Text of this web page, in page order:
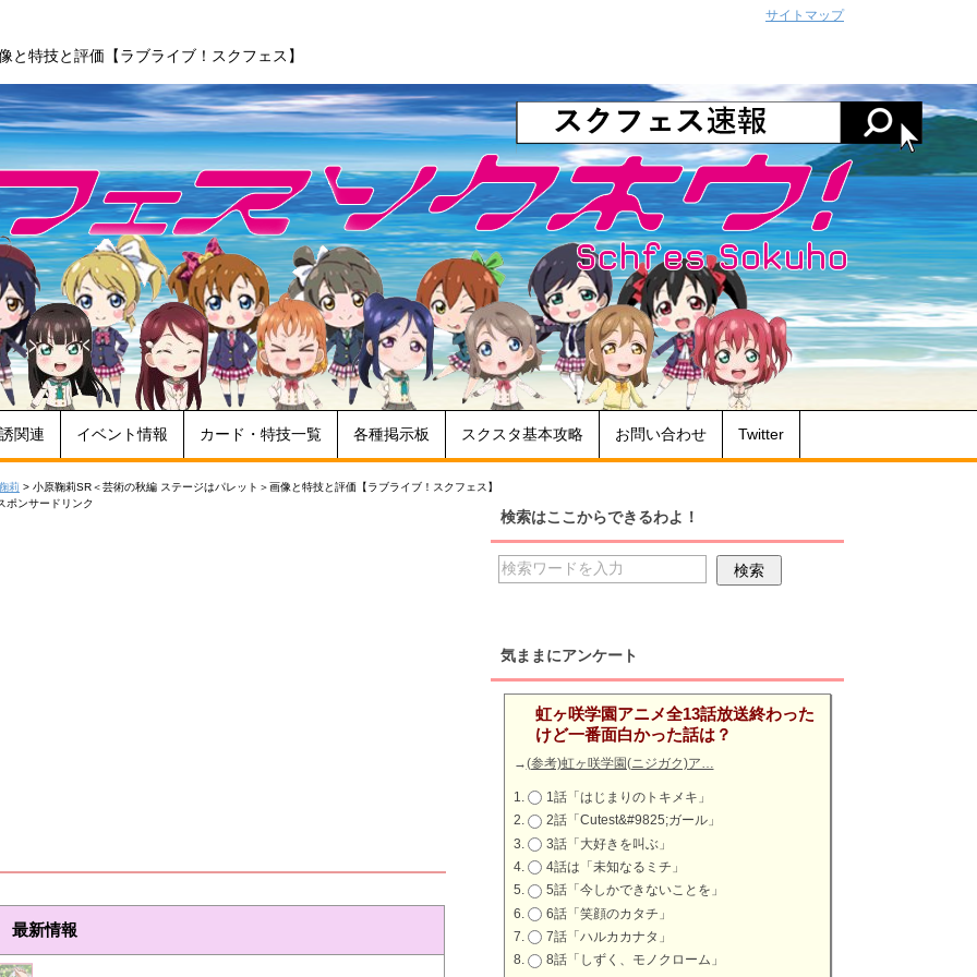
特技と評価【ラブライブ！スクフェス】
関連 イベント情報 カード・特技一覧 各種掲示板 スクスタ基本攻略 お問い合わせ Twitter
莉 > 小原鞠莉SR＜芸術の秋編 ステージはパレット＞画像と特技と評価【ラブライブ！スクフェス】
ポンサードリンク
最新情報
検索はここからできるわよ！
気ままにアンケート
虹ヶ咲学園アニメ全13話放送終わった
けど一番面白かった話は？
→(参考)虹ヶ咲学園(ニジガク)ア…
1話「はじまりのトキメキ」
2話「Cutest&#9825;ガール」
3話「大好きを叫ぶ」
4話は「未知なるミチ」
5話「今しかできないことを」
6話「笑顔のカタチ」
7話「ハルカカナタ」
8話「しずく、モノクローム」
サイトマップ